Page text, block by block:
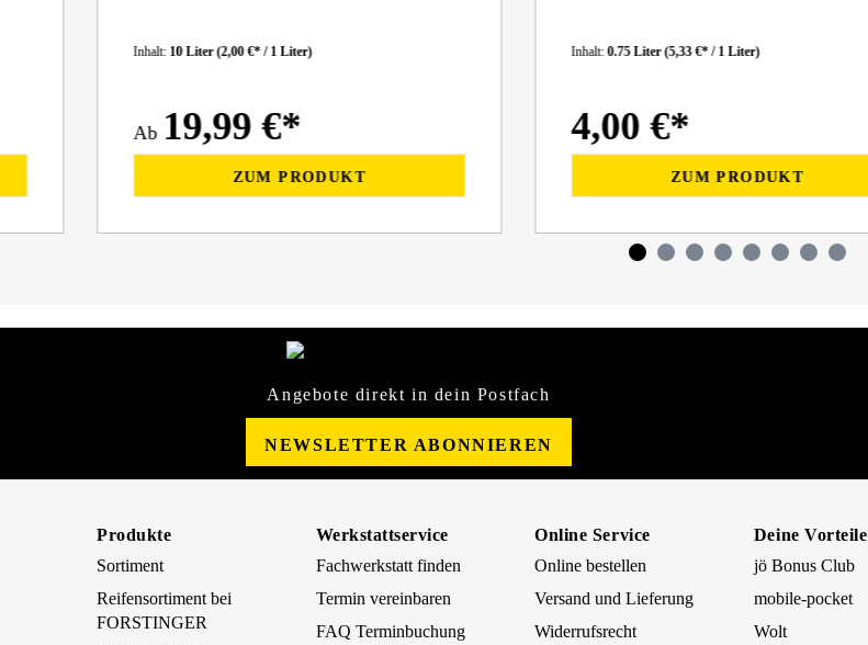
Inhalt: 10 Liter(2,00 €* / 1 Liter)
Ab 19,99 €*
ZUM PRODUKT
Inhalt:0.75 Liter(5,33 €* / 1 Liter)
4,00 €*
ZUM PRODUKT
Angebote direkt in dein Postfach
NEWSLETTER ABONNIEREN
Produkte
Sortiment
Reifensortiment bei
FORSTINGER
Werkstattservice
Fachwerkstatt finden
Termin vereinbaren
FAQ Terminbuchung
Online Service
Online bestellen
Versand und Lieferung
Widerrufsrecht
Deine Vorteile
jö Bonus Club
mobile-pocket
Wolt